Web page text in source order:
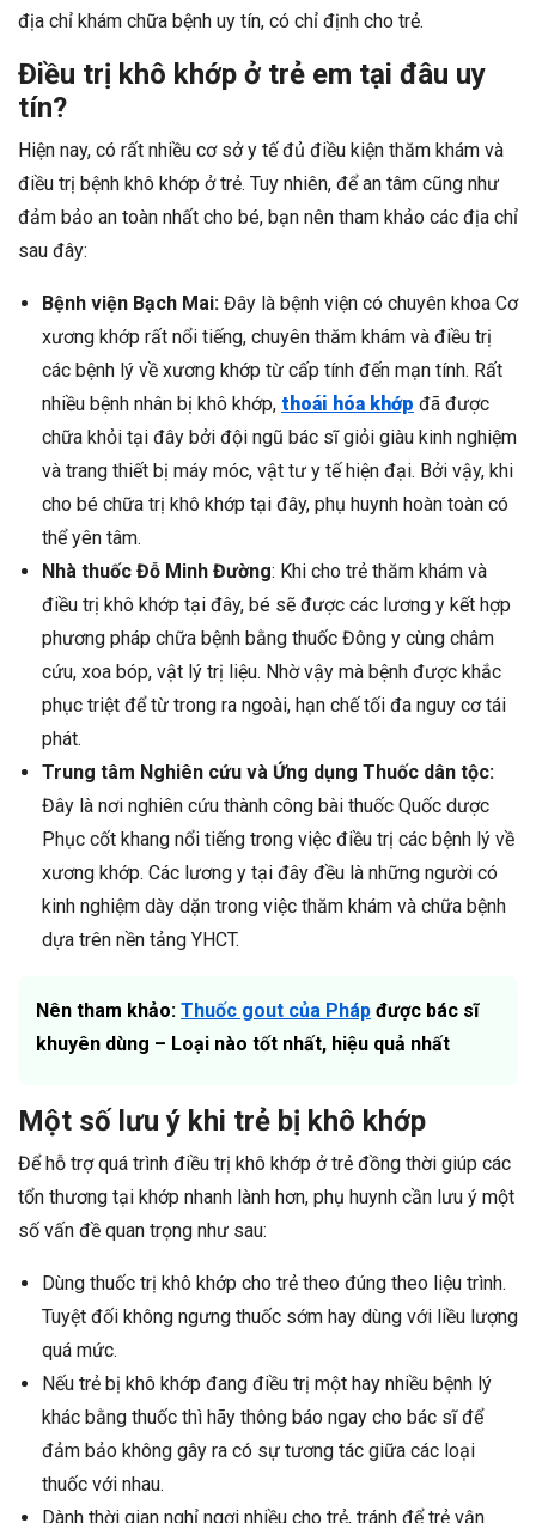
địa chỉ khám chữa bệnh uy tín, có chỉ định cho trẻ.
Điều trị khô khớp ở trẻ em tại đâu uy
tín?
Hiện nay, có rất nhiều cơ sở y tế đủ điều kiện thăm khám và
điều trị bệnh khô khớp ở trẻ. Tuy nhiên, để an tâm cũng như
đảm bảo an toàn nhất cho bé, bạn nên tham khảo các địa chỉ
sau đây:
Bệnh viện Bạch Mai: Đây là bệnh viện có chuyên khoa Cơ
xương khớp rất nổi tiếng, chuyên thăm khám và điều trị
các bệnh lý về xương khớp từ cấp tính đến mạn tính. Rất
nhiều bệnh nhân bị khô khớp, thoái hóa khớp đã được
chữa khỏi tại đây bởi đội ngũ bác sĩ giỏi giàu kinh nghiệm
và trang thiết bị máy móc, vật tư y tế hiện đại. Bởi vậy, khi
cho bé chữa trị khô khớp tại đây, phụ huynh hoàn toàn có
thể yên tâm.
Nhà thuốc Đỗ Minh Đường: Khi cho trẻ thăm khám và
điều trị khô khớp tại đây, bé sẽ được các lương y kết hợp
phương pháp chữa bệnh bằng thuốc Đông y cùng châm
cứu, xoa bóp, vật lý trị liệu. Nhờ vậy mà bệnh được khắc
phục triệt để từ trong ra ngoài, hạn chế tối đa nguy cơ tái
phát.
Trung tâm Nghiên cứu và Ứng dụng Thuốc dân tộc:
Đây là nơi nghiên cứu thành công bài thuốc Quốc dược
Phục cốt khang nổi tiếng trong việc điều trị các bệnh lý về
xương khớp. Các lương y tại đây đều là những người có
kinh nghiệm dày dặn trong việc thăm khám và chữa bệnh
dựa trên nền tảng YHCT.
Nên tham khảo: Thuốc gout của Pháp được bác sĩ
khuyên dùng – Loại nào tốt nhất, hiệu quả nhất
Một số lưu ý khi trẻ bị khô khớp
Để hỗ trợ quá trình điều trị khô khớp ở trẻ đồng thời giúp các
tổn thương tại khớp nhanh lành hơn, phụ huynh cần lưu ý một
số vấn đề quan trọng như sau:
Dùng thuốc trị khô khớp cho trẻ theo đúng theo liệu trình.
Tuyệt đối không ngưng thuốc sớm hay dùng với liều lượng
quá mức.
Nếu trẻ bị khô khớp đang điều trị một hay nhiều bệnh lý
khác bằng thuốc thì hãy thông báo ngay cho bác sĩ để
đảm bảo không gây ra có sự tương tác giữa các loại
thuốc với nhau.
Dành thời gian nghỉ ngơi nhiều cho trẻ, tránh để trẻ vận